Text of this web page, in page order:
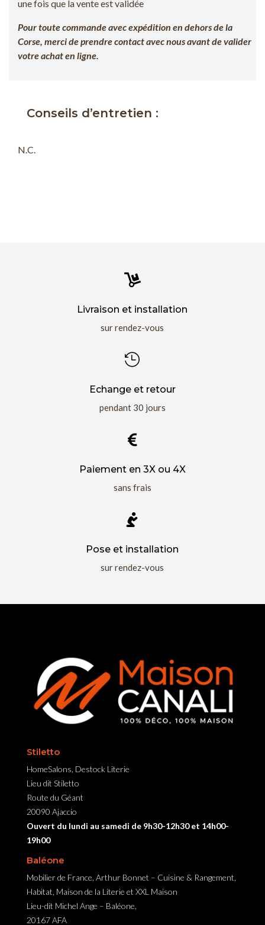
une fois que la vente est validée
Pour toute commande avec expédition en dehors de la
Corse, merci de prendre contact avec nous avant de valider
votre achat en ligne.
Conseils d’entretien :
N.C.

Livraison et installation
sur rendez-vous

Echange et retour
pendant 30 jours

Paiement en 3X ou 4X
sans frais

Pose et installation
sur rendez-vous
Stiletto
HomeSalons, Destock Literie
Lieu dit Stiletto
Route du Géant
20090 Ajaccio
Ouvert du lundi au samedi de 9h30-12h30 et 14h00-
19h00
Baléone
Mobilier de France, Arthur Bonnet – Cuisine & Rangement,
Habitat, Maison de la Literie et XXL Maison
Lieu-dit Michel Ange – Baléone,
20167 AFA